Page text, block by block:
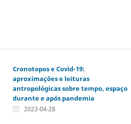
Cronotopos e Covid-19:
aproximações e leituras
antropológicas sobre tempo, espaço
durante e após pandemia
2023-04-28